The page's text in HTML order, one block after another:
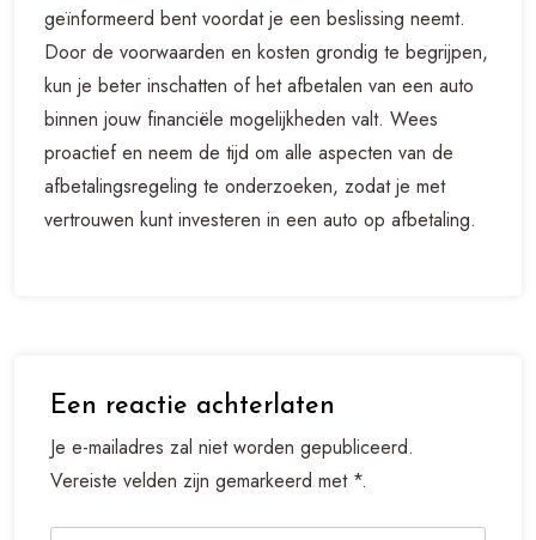
geïnformeerd bent voordat je een beslissing neemt.
Door de voorwaarden en kosten grondig te begrijpen,
kun je beter inschatten of het afbetalen van een auto
binnen jouw financiële mogelijkheden valt. Wees
proactief en neem de tijd om alle aspecten van de
afbetalingsregeling te onderzoeken, zodat je met
vertrouwen kunt investeren in een auto op afbetaling.
Een reactie achterlaten
Je e-mailadres zal niet worden gepubliceerd.
Vereiste velden zijn gemarkeerd met *.